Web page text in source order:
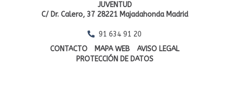
JUVENTUD
C/ Dr. Calero, 37 28221 Majadahonda Madrid
91 634 91 20
CONTACTO
MAPA WEB
AVISO LEGAL
PROTECCIÓN DE DATOS